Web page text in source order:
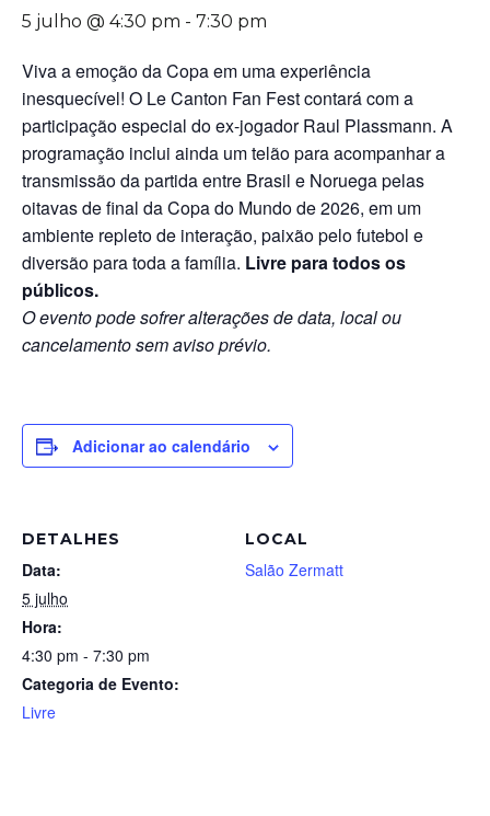
5 julho @ 4:30 pm - 7:30 pm
Viva a emoção da Copa em uma experiência
inesquecível! O Le Canton Fan Fest contará com a
participação especial do ex-jogador Raul Plassmann. A
programação inclui ainda um telão para acompanhar a
transmissão da partida entre Brasil e Noruega pelas
oitavas de final da Copa do Mundo de 2026, em um
ambiente repleto de interação, paixão pelo futebol e
diversão para toda a família. Livre para todos os
públicos.
O evento pode sofrer alterações de data, local ou
cancelamento sem aviso prévio.
Adicionar ao calendário
DETALHES
Data:
5 julho
Hora:
4:30 pm - 7:30 pm
Categoria de Evento:
Livre
LOCAL
Salão Zermatt